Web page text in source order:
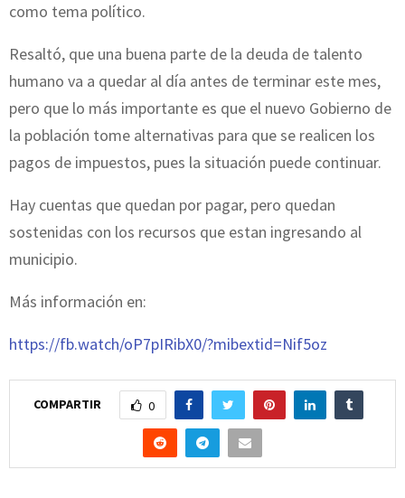
como tema político.
Resaltó, que una buena parte de la deuda de talento
humano va a quedar al día antes de terminar este mes,
pero que lo más importante es que el nuevo Gobierno de
la población tome alternativas para que se realicen los
pagos de impuestos, pues la situación puede continuar.
Hay cuentas que quedan por pagar, pero quedan
sostenidas con los recursos que estan ingresando al
municipio.
Más información en:
https://fb.watch/oP7pIRibX0/?mibextid=Nif5oz
COMPARTIR 0